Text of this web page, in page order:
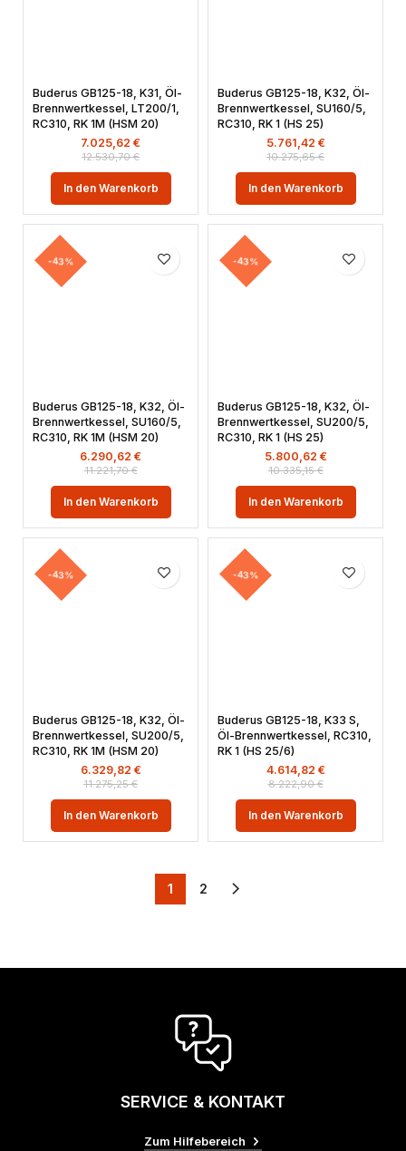
Buderus GB125-18, K31, Öl-
Brennwertkessel, LT200/1,
RC310, RK 1M (HSM 20)
12.530,70€
7.025,62 €
In den Warenkorb
Buderus GB125-18, K32, Öl-
Brennwertkessel, SU160/5,
RC310, RK 1 (HS 25)
10.275,65€
5.761,42 €
In den Warenkorb
-43%
Buderus GB125-18, K32, Öl-
Brennwertkessel, SU160/5,
RC310, RK 1M (HSM 20)
11.221,70€
6.290,62 €
In den Warenkorb
-43%
Buderus GB125-18, K32, Öl-
Brennwertkessel, SU200/5,
RC310, RK 1 (HS 25)
10.335,15€
5.800,62 €
In den Warenkorb
-43%
Buderus GB125-18, K32, Öl-
Brennwertkessel, SU200/5,
RC310, RK 1M (HSM 20)
11.275,25€
6.329,82 €
In den Warenkorb
-43%
Buderus GB125-18, K33 S,
Öl-Brennwertkessel, RC310,
RK 1 (HS 25/6)
8.222,90€
4.614,82 €
In den Warenkorb
1 2
SERVICE & KONTAKT
Zum Hilfebereich